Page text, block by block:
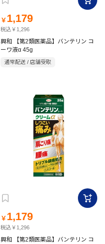
￥ 1,179
税込￥1,296
興和 【第2類医薬品】バンテリン コ
ーワ液α 45g
通常配送 / 店舗受取
￥ 1,179
税込￥1,296
興和 【第2類医薬品】バンテリン コ